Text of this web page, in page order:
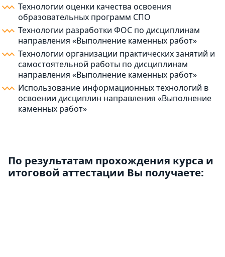
Технологии оценки качества освоения
образовательных программ СПО
Технологии разработки ФОС по дисциплинам
направления «Выполнение каменных работ»
Технологии организации практических занятий и
самостоятельной работы по дисциплинам
направления «Выполнение каменных работ»
Использование информационных технологий в
освоении дисциплин направления «Выполнение
каменных работ»
По результатам прохождения курса и
итоговой аттестации Вы получаете: